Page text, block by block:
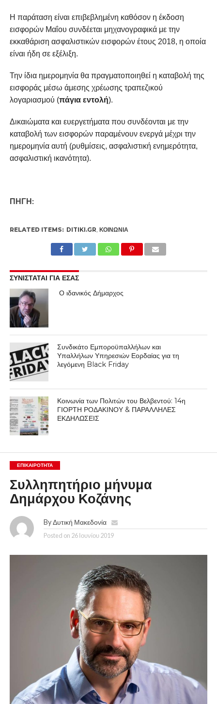
Η παράταση είναι επιβεβλημένη καθόσον η έκδοση
εισφορών Μαΐου συνδέεται μηχανογραφικά με την
εκκαθάριση ασφαλιστικών εισφορών έτους 2018, η οποία
είναι ήδη σε εξέλιξη.
Την ίδια ημερομηνία θα πραγματοποιηθεί η καταβολή της
εισφοράς μέσω άμεσης χρέωσης τραπεζικού
λογαριασμού (πάγια εντολή).
Δικαιώματα και ευεργετήματα που συνδέονται με την
καταβολή των εισφορών παραμένουν ενεργά μέχρι την
ημερομηνία αυτή (ρυθμίσεις, ασφαλιστική ενημερότητα,
ασφαλιστική ικανότητα).
ΠΗΓΗ:
RELATED ITEMS: DITIKI.GR ΚΟΙΝΩΝΊΑ
ΣΥΝΙΣΤΑΤΑΙ ΓΙΑ ΕΣΑΣ
Ο ιδανικός Δήμαρχος
Συνδικάτο Εμποροϋπαλλήλων και
Υπαλλήλων Υπηρεσιών Εορδαίας για τη
λεγόμενη Black Friday
Κοινωνία των Πολιτών του Βελβεντού: 14η
ΓΙΟΡΤΗ ΡΟΔΑΚΙΝΟΥ & ΠΑΡΑΛΛΗΛΕΣ
ΕΚΔΗΛΩΣΕΙΣ
ΕΠΙΚΑΙΡΟΤΗΤΑ
Συλληπητήριο μήνυμα
Δημάρχου Κοζάνης
By Δυτική Μακεδονία
Posted on 26 Ιουνίου 2019